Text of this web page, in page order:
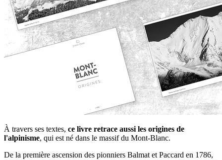
À travers ses textes, ce livre retrace aussi les origines de
l'alpinisme, qui est né dans le massif du Mont-Blanc.
De la première ascension des pionniers Balmat et Paccard en 1786,